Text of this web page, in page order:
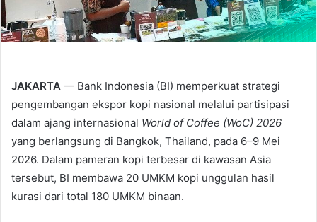
JAKARTA — Bank Indonesia (BI) memperkuat strategi
pengembangan ekspor kopi nasional melalui partisipasi
dalam ajang internasional World of Coffee (WoC) 2026
yang berlangsung di Bangkok, Thailand, pada 6–9 Mei
2026. Dalam pameran kopi terbesar di kawasan Asia
tersebut, BI membawa 20 UMKM kopi unggulan hasil
kurasi dari total 180 UMKM binaan.